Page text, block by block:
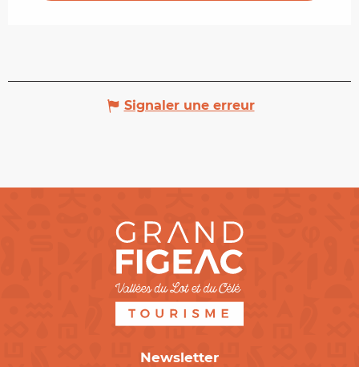
Signaler une erreur
Newsletter